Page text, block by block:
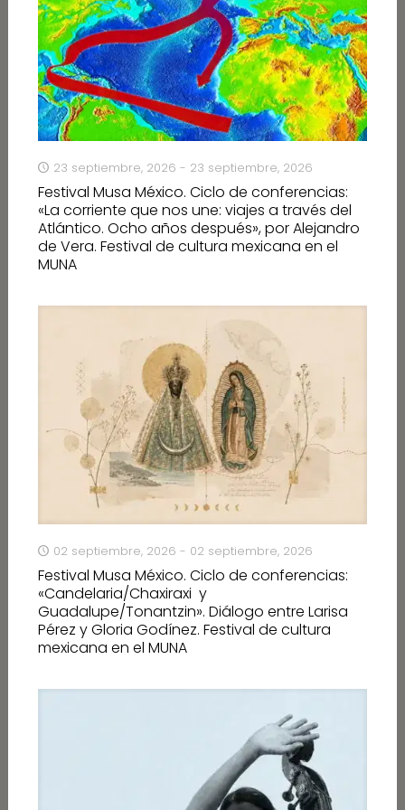
23 septiembre, 2026 - 23 septiembre, 2026
Festival Musa México. Ciclo de conferencias:
«La corriente que nos une: viajes a través del
Atlántico. Ocho años después», por Alejandro
de Vera. Festival de cultura mexicana en el
MUNA
02 septiembre, 2026 - 02 septiembre, 2026
Festival Musa México. Ciclo de conferencias:
«Candelaria/Chaxiraxi y
Guadalupe/Tonantzin». Diálogo entre Larisa
Pérez y Gloria Godínez. Festival de cultura
mexicana en el MUNA